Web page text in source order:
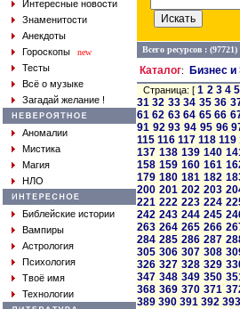
Интересные новости
Знаменитости
Анекдоты
Гороскопы
new
Тесты
Всё о музыке
Загадай желание !
Аномалии
Мистика
Магия
НЛО
Библейские истории
Вампиры
Астрология
Психология
Твоё имя
Технологии
Всего ресурсов : (97721)
Каталог: Бизнес
Страница: [1 2 3 4 5
31 32 33 34 35 36
61 62 63 64 65 66
91 92 93 94 95 96
115 116 117 118 119
137 138 139 140
158 159 160 161
179 180 181 182
200 201 202 203
221 222 223 224
242 243 244 245
263 264 265 266
284 285 286 287
305 306 307 308
326 327 328 329
347 348 349 350
368 369 370 371
389 390 391 392 393